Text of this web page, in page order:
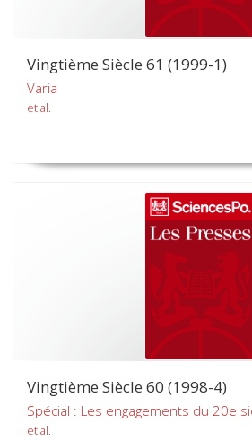
Vingtième Siècle 61 (1999-1)
Varia
et al.
Vingtième Siècle 60 (1998-4)
Spécial : Les engagements du 20e
et al.